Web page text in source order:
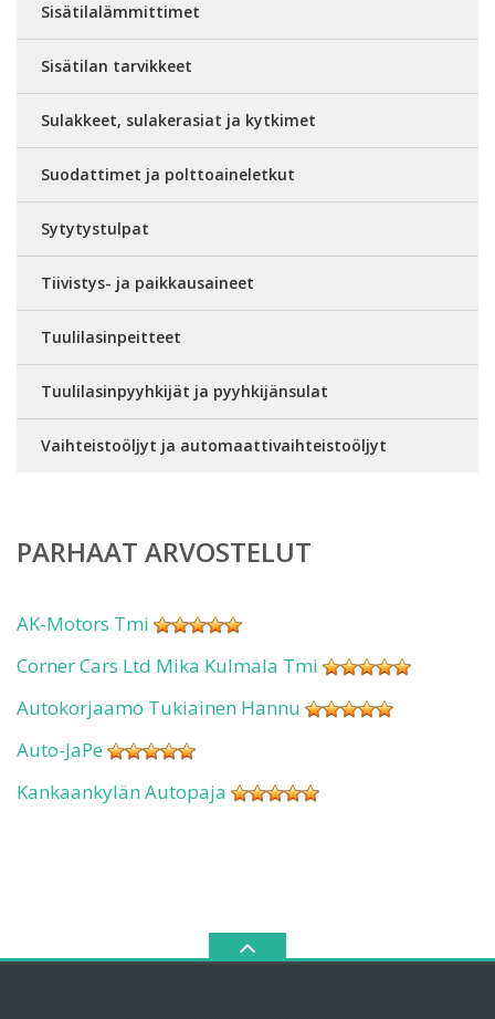
Sisätilalämmittimet
Sisätilan tarvikkeet
Sulakkeet, sulakerasiat ja kytkimet
Suodattimet ja polttoaineletkut
Sytytystulpat
Tiivistys- ja paikkausaineet
Tuulilasinpeitteet
Tuulilasinpyyhkijät ja pyyhkijänsulat
Vaihteistoöljyt ja automaattivaihteistoöljyt
PARHAAT ARVOSTELUT
AK-Motors Tmi
Corner Cars Ltd Mika Kulmala Tmi
Autokorjaamo Tukiainen Hannu
Auto-JaPe
Kankaankylän Autopaja